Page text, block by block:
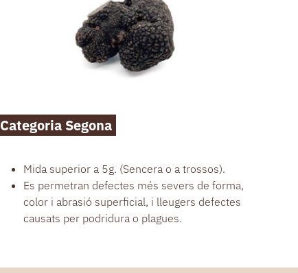
Categoria Segona
Mida superior a 5g. (Sencera o a trossos).
Es permetran defectes més severs de forma,
color i abrasió superficial, i lleugers defectes
causats per podridura o plagues.